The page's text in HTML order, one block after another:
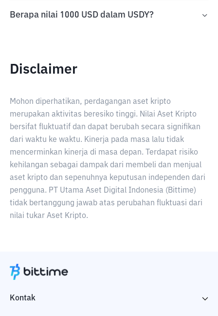
Berapa nilai 1000 USD dalam USDY?
Disclaimer
Mohon diperhatikan, perdagangan aset kripto
merupakan aktivitas beresiko tinggi. Nilai Aset Kripto
bersifat fluktuatif dan dapat berubah secara signifikan
dari waktu ke waktu. Kinerja pada masa lalu tidak
mencerminkan kinerja di masa depan. Terdapat risiko
kehilangan sebagai dampak dari membeli dan menjual
aset kripto dan sepenuhnya keputusan independen dari
pengguna. PT Utama Aset Digital Indonesia (Bittime)
tidak bertanggung jawab atas perubahan fluktuasi dari
nilai tukar Aset Kripto.
Kontak